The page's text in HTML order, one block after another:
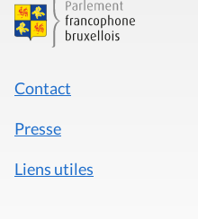
Contact
Presse
Liens utiles